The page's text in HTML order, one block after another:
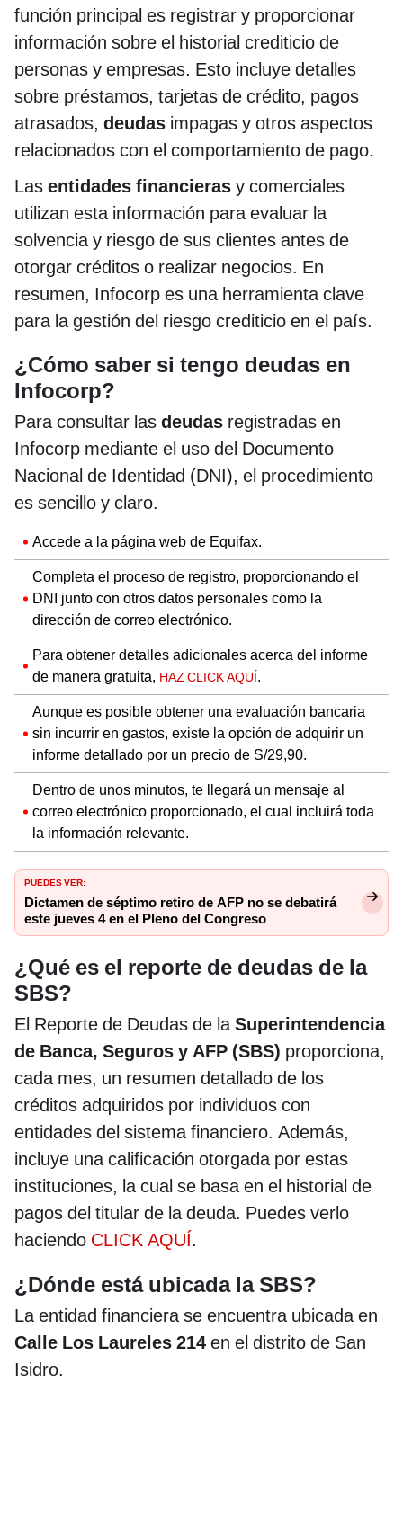
función principal es registrar y proporcionar
información sobre el historial crediticio de
personas y empresas. Esto incluye detalles
sobre préstamos, tarjetas de crédito, pagos
atrasados, deudas impagas y otros aspectos
relacionados con el comportamiento de pago.
Las entidades financieras y comerciales
utilizan esta información para evaluar la
solvencia y riesgo de sus clientes antes de
otorgar créditos o realizar negocios. En
resumen, Infocorp es una herramienta clave
para la gestión del riesgo crediticio en el país.
¿Cómo saber si tengo deudas en
Infocorp?
Para consultar las deudas registradas en
Infocorp mediante el uso del Documento
Nacional de Identidad (DNI), el procedimiento
es sencillo y claro.
Accede a la página web de Equifax.
Completa el proceso de registro, proporcionando el
DNI junto con otros datos personales como la
dirección de correo electrónico.
Para obtener detalles adicionales acerca del informe
de manera gratuita, HAZ CLICK AQUÍ.
Aunque es posible obtener una evaluación bancaria
sin incurrir en gastos, existe la opción de adquirir un
informe detallado por un precio de S/29,90.
Dentro de unos minutos, te llegará un mensaje al
correo electrónico proporcionado, el cual incluirá toda
la información relevante.
PUEDES VER:
Dictamen de séptimo retiro de AFP no se debatirá
este jueves 4 en el Pleno del Congreso
¿Qué es el reporte de deudas de la
SBS?
El Reporte de Deudas de laSuperintendencia
de Banca, Seguros y AFP (SBS) proporciona,
cada mes, un resumen detallado de los
créditos adquiridos por individuos con
entidades del sistema financiero. Además,
incluye una calificación otorgada por estas
instituciones, la cual se basa en el historial de
pagos del titular de la deuda. Puedes verlo
haciendo CLICK AQUÍ.
¿Dónde está ubicada la SBS?
La entidad financiera se encuentra ubicada en
Calle Los Laureles 214 en el distrito de San
Isidro.